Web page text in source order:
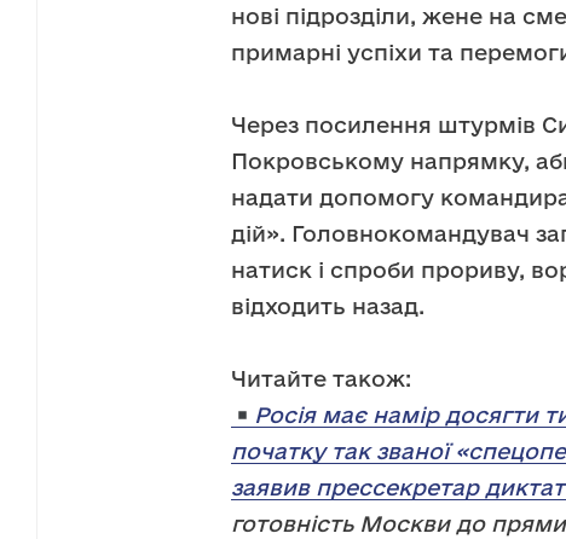
нові підрозділи, жене на
примарні успіхи та
Через посилення штурмів
Покровському напрямку,
надати допомогу
дій». Головнокомандувач
натиск і спроби прориву,
відходить назад.
Читайте також:
Росія має намір досягти
початку так званої
заявив прессекретар
готовність Москви до